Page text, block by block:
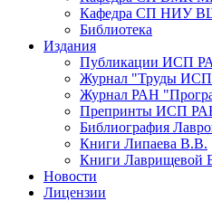
Кафедра СП НИУ
Библиотека
Издания
Публикации ИСП
Журнал "Труды
Журнал РАН
Препринты ИСП
Библиография
Книги Липаева В.В.
Книги Лаврищевой
Новости
Лицензии